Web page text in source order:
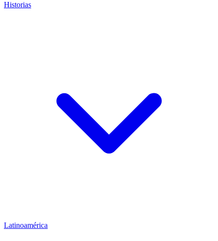
Historias
Latinoamérica